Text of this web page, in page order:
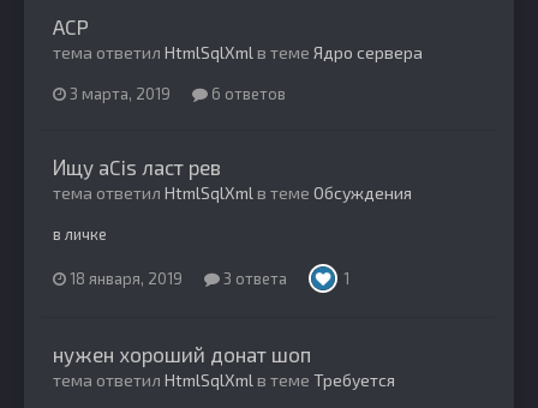
ACP
тема ответил HtmlSqlXml в теме Ядро сервера
3 марта, 2019 6 ответов
Ищу aCis ласт рев
тема ответил HtmlSqlXmlв теме Обсуждения
в личке
18 января, 2019 3 ответа 1
нужен хороший донат шоп
тема ответил HtmlSqlXmlв теме Требуется